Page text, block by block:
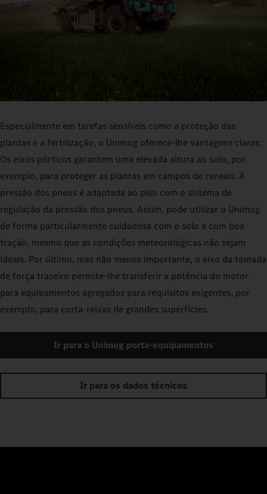
Especialmente em tarefas sensíveis como a proteção das
plantas e a fertilização, o Unimog oferece-lhe vantagens claras:
Os eixos pórticos garantem uma elevada altura ao solo, por
exemplo, para proteger as plantas em campos de cereais. A
pressão dos pneus é adaptada ao piso com o sistema de
regulação da pressão dos pneus. Assim, pode utilizar o Unimog
de forma particularmente cuidadosa com o solo e com boa
tração, mesmo que as condições meteorológicas não sejam
ideais. Por último, mas não menos importante, o eixo da tomada
de força traseiro permite-lhe transferir a potência do motor
para equipamentos agregados para requisitos exigentes, por
exemplo, para corta-relvas de grandes superfícies.
Ir para o Unimog porta-equipamentos
Ir para os dados técnicos